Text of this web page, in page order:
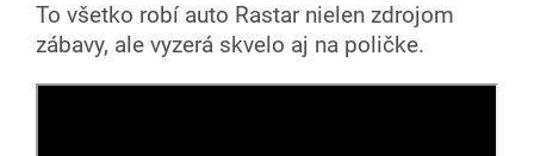
To všetko robí auto Rastar nielen zdrojom
zábavy, ale vyzerá skvelo aj na poličke.